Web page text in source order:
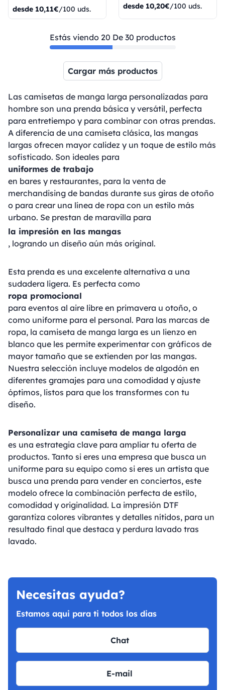
desde 10,11€/100 uds. desde 10,20€/100 uds.
Estás viendo 20 De 30 productos
Cargar más productos
Las camisetas de manga larga personalizadas para
hombre son una prenda básica y versátil, perfecta
para entretiempo y para combinar con otras prendas.
A diferencia de una camiseta clásica, las mangas
largas ofrecen mayor calidez y un toque de estilo más
sofisticado. Son ideales para
uniformes de trabajo
en bares y restaurantes, para la venta de
merchandising de bandas durante sus giras de otoño
o para crear una línea de ropa con un estilo más
urbano. Se prestan de maravilla para
la impresión en las mangas
, logrando un diseño aún más original.
Esta prenda es una excelente alternativa a una
sudadera ligera. Es perfecta como
ropa promocional
para eventos al aire libre en primavera u otoño, o
como uniforme para el personal. Para las marcas de
ropa, la camiseta de manga larga es un lienzo en
blanco que les permite experimentar con gráficos de
mayor tamaño que se extienden por las mangas.
Nuestra selección incluye modelos de algodón en
diferentes gramajes para una comodidad y ajuste
óptimos, listos para que los transformes con tu
diseño.
Personalizar una camiseta de manga larga
es una estrategia clave para ampliar tu oferta de
productos. Tanto si eres una empresa que busca un
uniforme para su equipo como si eres un artista que
busca una prenda para vender en conciertos, este
modelo ofrece la combinación perfecta de estilo,
comodidad y originalidad. La impresión DTF
garantiza colores vibrantes y detalles nítidos, para un
resultado final que destaca y perdura lavado tras
lavado.
Necesitas ayuda?
Estamos aqui para ti todos los dias
Chat
E-mail